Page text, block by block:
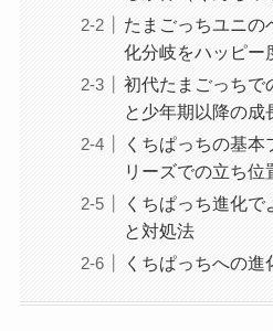
たまごっちユニの
化分岐をハッピー
初代たまごっちで
と少年期以降の成
くちぱっちの基
リーズでの立ち位
くちぱっち進化
と対処法
くちぱっちへの